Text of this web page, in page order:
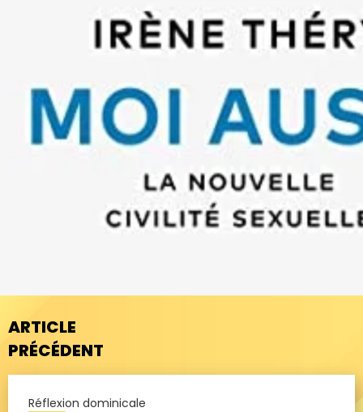
ARTICLE
PRÉCÉDENT
Réflexion dominicale